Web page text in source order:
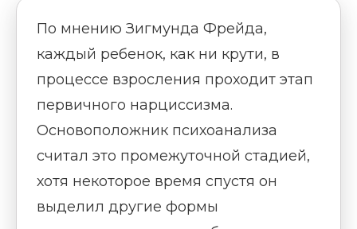
По мнению Зигмунда Фрейда,
каждый ребенок, как ни крути, в
процессе взросления проходит этап
первичного нарциссизма.
Основоположник психоанализа
считал это промежуточной стадией,
хотя некоторое время спустя он
выделил другие формы